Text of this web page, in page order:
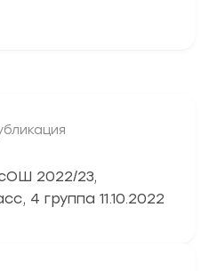
2022/23,
4 группа 11.10.2022